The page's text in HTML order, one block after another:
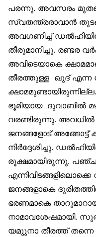
പരന്നു. അവസരം
സ്വതന്ത്രരാവാന്‍
അവഗണിച്ച്
തീരുമാനിച്ചു. രണ്ടര
അവിടെയാകെ
തീരത്തുള്ള ഖുദ് എന്ന
ഭൂമിയായ ദുവാബില്‍
വരണ്ടിരുന്നു.
ജനങ്ങളോട്
നിര്‍ദ്ദേശിച്ചു.
രൂക്ഷമായിരുന്നു.
എന്നിവിടങ്ങളിലൊക്കെ
ജനങ്ങളാകെ
ഭരണമാകെ
നാമാവശേഷമായി.
യമുുനാ തീരത്ത് തന്നെ